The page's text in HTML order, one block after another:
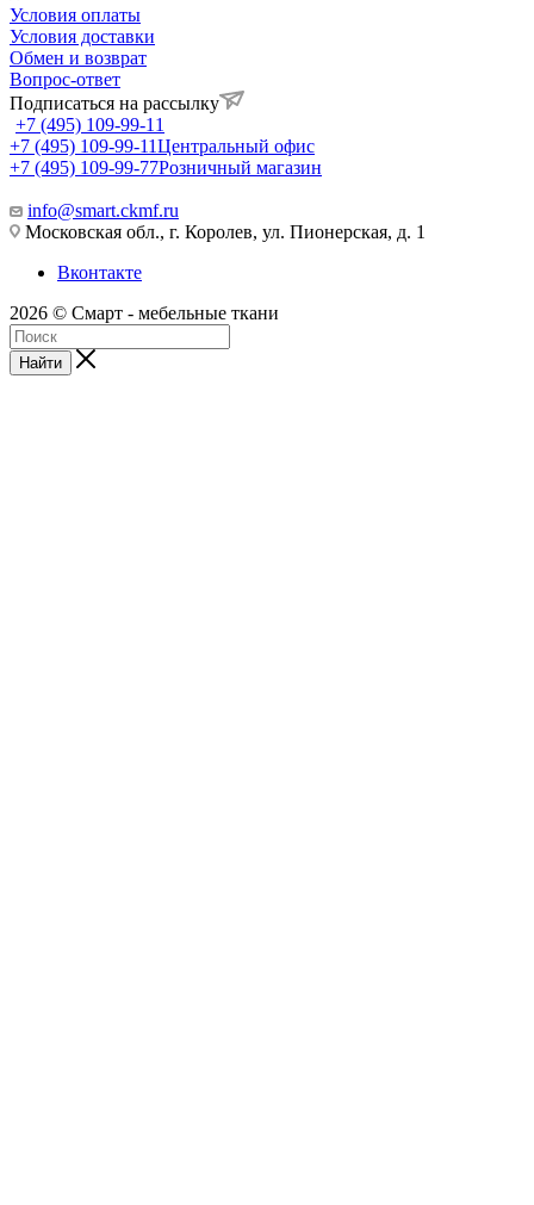
Условия оплаты
Условия доставки
Обмен и возврат
Вопрос-ответ
Подписаться на рассылку
+7 (495) 109-99-11
+7 (495) 109-99-11Центральный офис
+7 (495) 109-99-77Розничный магазин
info@smart.ckmf.ru
Московская обл., г. Королев, ул. Пионерская, д. 1
Вконтакте
2026 © Смарт - мебельные ткани
Найти